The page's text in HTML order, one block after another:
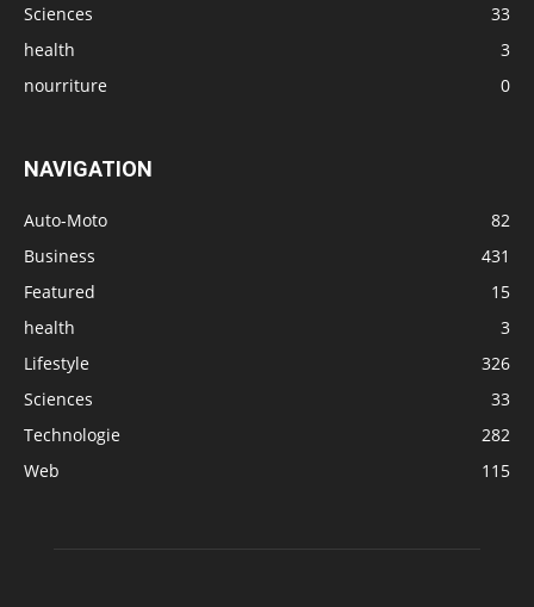
Sciences
33
health
3
nourriture
0
NAVIGATION
Auto-Moto
82
Business
431
Featured
15
health
3
Lifestyle
326
Sciences
33
Technologie
282
Web
115